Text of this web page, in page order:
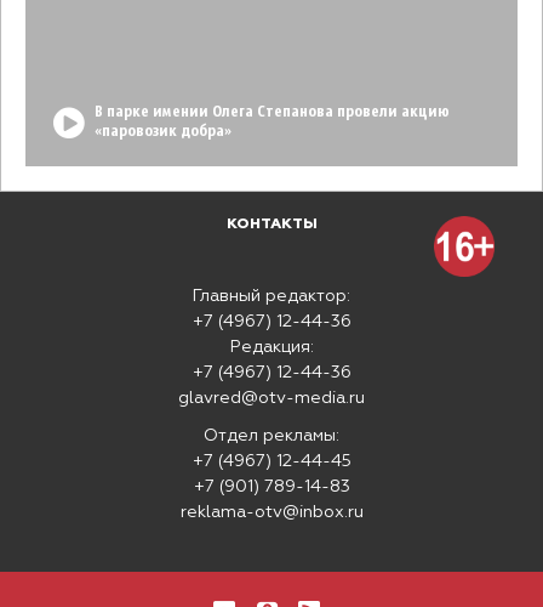
В парке имении Олега Степанова провели акцию
«паровозик добра»
КОНТАКТЫ
Главный редактор:
+7 (4967) 12-44-36
Редакция:
+7 (4967) 12-44-36
glavred@otv-media.ru
Отдел рекламы:
+7 (4967) 12-44-45
+7 (901) 789-14-83
reklama-otv@inbox.ru